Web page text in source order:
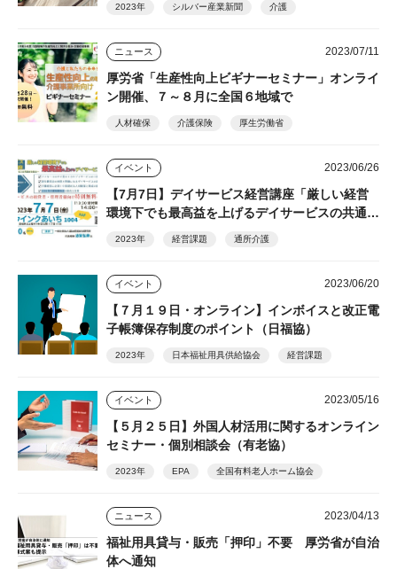
2023年 シルバー産業新聞 介護
ニュース 2023/07/11
厚労省「生産性向上ビギナーセミナー」オンライ
ン開催、７～８月に全国６地域で
人材確保 介護保険 厚生労働省
イベント 2023/06/26
【7月7日】デイサービス経営講座「厳しい経営
環境下でも最高益を上げるデイサービスの共通
2023年 経営課題 通所介護
イベント 2023/06/20
【７月１９日・オンライン】インボイスと改正電
子帳簿保存制度のポイント（日福協）
2023年 日本福祉用具供給協会 経営課題
イベント 2023/05/16
【５月２５日】外国人材活用に関するオンライン
セミナー・個別相談会（有老協）
2023年 EPA 全国有料老人ホーム協会
ニュース 2023/04/13
福祉用具貸与・販売「押印」不要 厚労省が自治
体へ通知